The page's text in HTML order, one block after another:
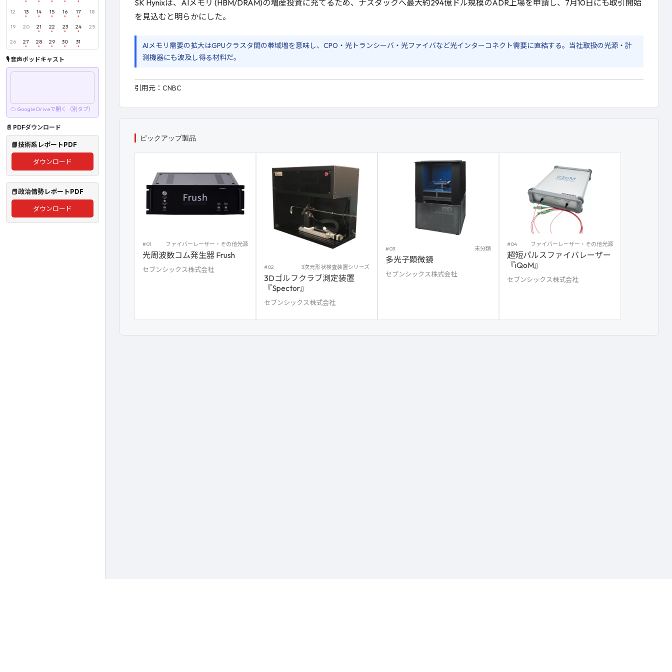
SK Hynixは、AIメモリ (HBM/DRAM)の増産投資に充てるため、ナスダックへ最大約294億ドル規模のADR上場を申請し、7月10日にも取引開始
を見込むと明らかにした。
AIメモリ需要の拡大はGPUクラスタ間の帯域増を意味し、CPO・光トランシーバ・光ファイバなど光インターコネクト需要に直結する。当社取扱の光源・計
測機器にも波及し得る材料だ。
引用元： CNBC
ピックアップ製品
#01 ファイバーレーザー・その他光源
光周波数コム発生器 Frush
セブンシックス株式会社 #02 3次元形状検査装置シリーズ
3Dゴルフクラブ測定装置
『Spector』
セブンシックス株式会社
#03 未分類
多光子顕微鏡
セブンシックス株式会社
#04 ファイバーレーザー・その他光源
超短パルスファイバレーザー
『iQoM』
セブンシックス株式会社
12 13 14 15 16 17 18
19 20 21 22 23 24 25
26 27 28 29 30 31
🎙 音声ポッドキャスト
☁ Google Driveで開く（別タブ）
📄 PDFダウンロード
📘技術系レポートPDF
ダウンロード
📕政治情勢レポートPDF
ダウンロード